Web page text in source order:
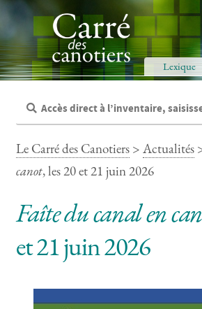
Panneau de gestion des cookies
Lexique
Le Carré des Canotiers >Actualités
canot, les 20 et 21 juin 2026
Faîte du canal en
et 21 juin 2026